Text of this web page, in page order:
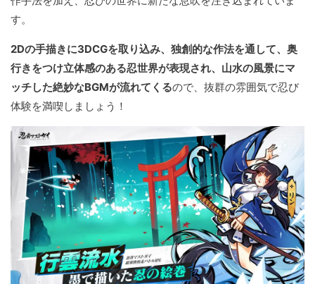
す。
2Dの手描きに3DCGを取り込み、独創的な作法を通して、奥
行きをつけ立体感のある忍世界が表現され、山水の風景にマ
ッチした絶妙なBGMが流れてくるので、抜群の雰囲気で忍び
体験を満喫しましょう！